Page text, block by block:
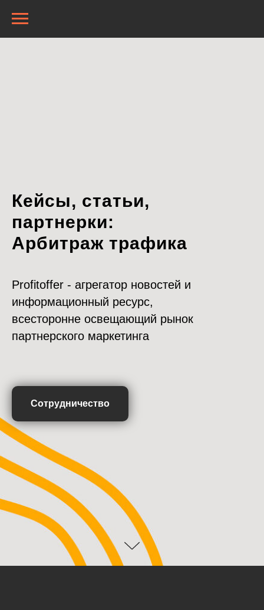
Кейсы, статьи,
партнерки:
Арбитраж трафика
Profitoffer - агрегатор новостей и
информационный ресурс,
всесторонне освещающий рынок
партнерского маркетинга
Сотрудничество